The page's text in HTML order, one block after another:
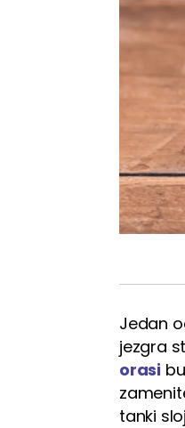
Jedan
jezgra
orasi
tanki